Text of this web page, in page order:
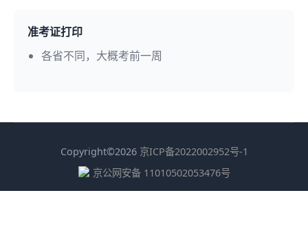
准考证打印
各省不同，大概考前一周
Copyright©2026 京ICP备2022002952号-1
京公网安备 11010502053476号